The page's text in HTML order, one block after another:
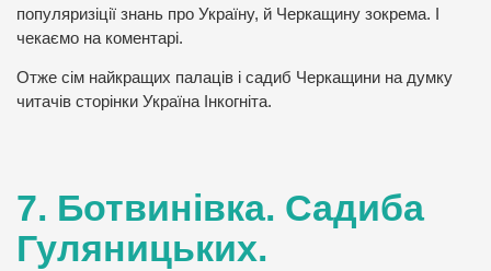
популяризіції знань про Україну, й Черкащину зокрема. І
чекаємо на коментарі.
Отже сім найкращих палаців і садиб Черкащини на думку
читачів сторінки Україна Інкогніта.
7. Ботвинівка. Садиба
Гуляницьких.